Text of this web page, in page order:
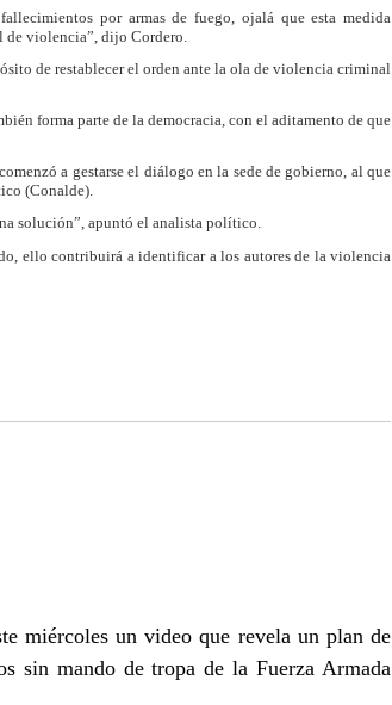
por armas de fuego, ojalá que esta medida
de violencia”, dijo Cordero.
de restablecer el orden ante la ola de violencia criminal
forma parte de la democracia, con el aditamento de que
a gestarse el diálogo en la sede de gobierno, al que
(Conalde).
solución”, apuntó el analista político.
ello contribuirá a identificar a los autores de la violencia
miércoles un video que revela un plan de
sin mando de tropa de la Fuerza Armada